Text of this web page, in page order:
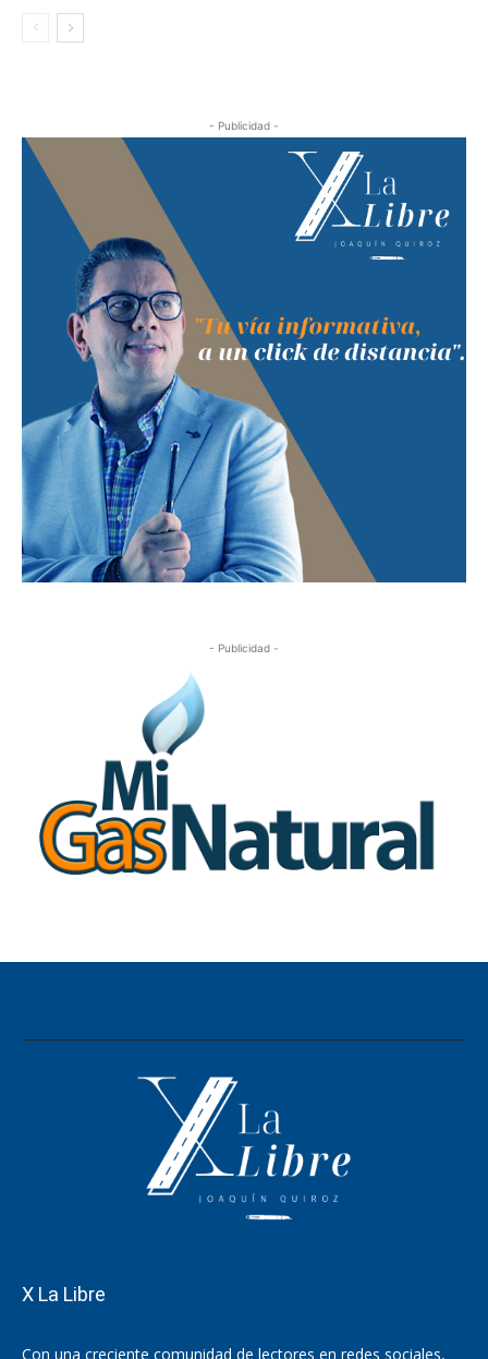
X La Libre
Con una creciente comunidad de lectores en redes sociales,